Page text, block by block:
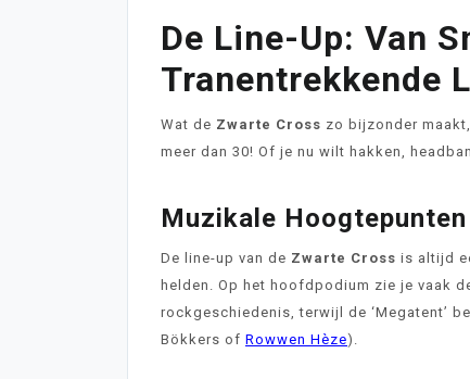
De Line-Up: Van
Tranentrekkende
Wat de Zwarte Cross zo bijzonder
meer dan 30! Of je nu wilt hakken,
Muzikale
De line-up van de Zwarte Cross is altijd
helden. Op het hoofdpodium zie je vaak
rockgeschiedenis, terwijl de ‘Megatent’
Bökkers of Rowwen Hèze).